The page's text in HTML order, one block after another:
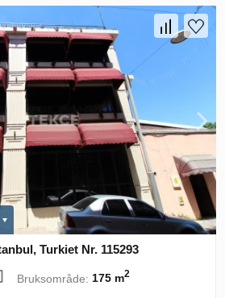
Turkiet Nr. 115293
Bruksområde:175 m2